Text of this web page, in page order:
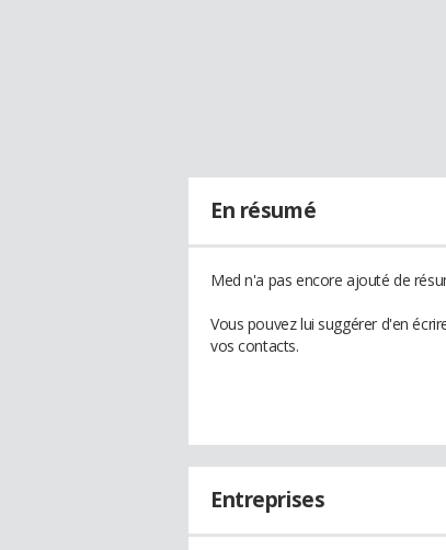
En résumé
Med n'a pas encore ajouté de
Vous pouvez lui suggérer d'en
vos contacts.
Entreprises